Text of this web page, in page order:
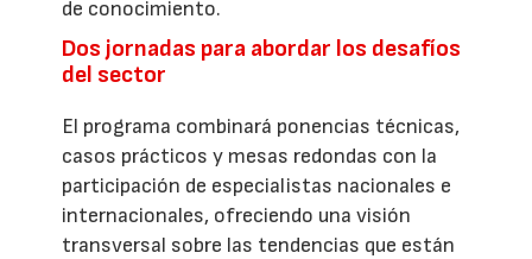
de conocimiento.
Dos jornadas para abordar los desafíos
del sector
El programa combinará ponencias técnicas,
casos prácticos y mesas redondas con la
participación de especialistas nacionales e
internacionales, ofreciendo una visión
transversal sobre las tendencias que están